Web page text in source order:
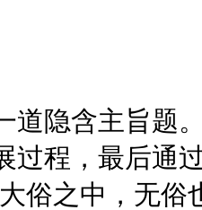
隐含主旨题。
过程，最后通
俗之中，无